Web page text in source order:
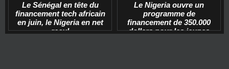
Le Sénégal en tête du
financement tech africain
en juin, le Nigeria en net
recul
Le Nigeria ouvre un
programme de
financement de 350.000
dollars pour les jeunes